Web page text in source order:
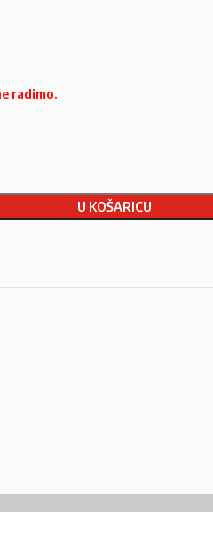
radimo.
U KOŠARICU